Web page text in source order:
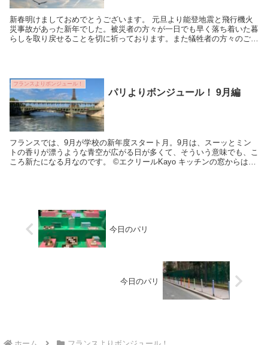
新春明けましておめでとうございます。 元旦より能登地震と飛行機火
災事故があった新年でした。被災者の方々が一日でも早く落ち着いた暮
らしを取り戻せることを切に祈っております。また犠牲者の方々のご冥
フランスよりボンジュール！
パリよりボンジュール！ 9月編
フランスでは、9月が学校の新年度スタート月。9月は、スーッとミン
トの香りが漂うような青空が広がる日が多くて、そういう意味でも、こ
ころ新たになる月なのです。 ©エクリールKayo キッチンの窓からは、
今日のパリ
今日のパリ